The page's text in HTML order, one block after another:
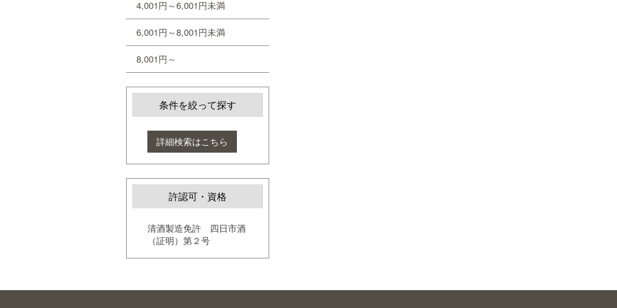
4,001円～6,001円未満
6,001円～8,001円未満
8,001円～
条件を絞って探す
詳細検索はこちら
許認可・資格
清酒製造免許 四日市酒
（証明）第２号